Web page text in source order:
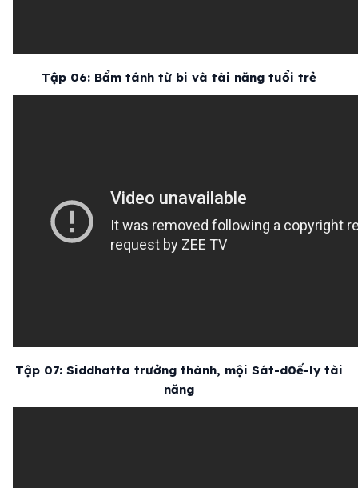
Tập 06: Bẩm tánh từ bi và tài năng tuổi trẻ
Tập 07: Siddhatta trưởng thành, mội Sát-d0ế-ly tài
năng